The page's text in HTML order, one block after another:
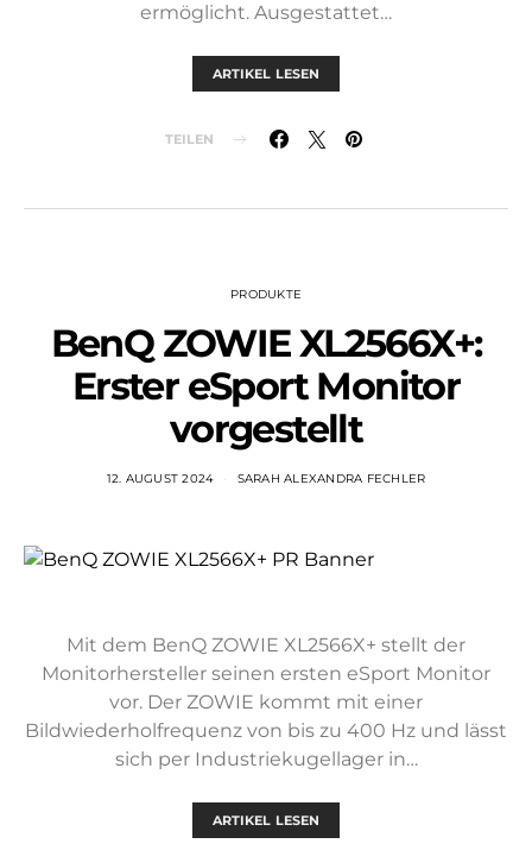
ermöglicht. Ausgestattet…
ARTIKEL LESEN
TEILEN
PRODUKTE
BenQ ZOWIE XL2566X+:
Erster eSport Monitor
vorgestellt
12. AUGUST 2024 SARAH ALEXANDRA FECHLER
Mit dem BenQ ZOWIE XL2566X+ stellt der
Monitorhersteller seinen ersten eSport Monitor
vor. Der ZOWIE kommt mit einer
Bildwiederholfrequenz von bis zu 400 Hz und lässt
sich per Industriekugellager in…
ARTIKEL LESEN